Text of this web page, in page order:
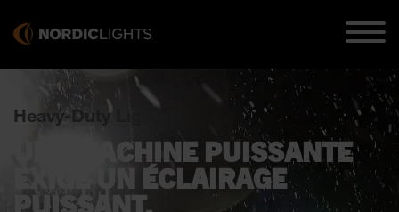
Heavy-Duty Lights
UNE MACHINE PUISSANTE
EXIGE UN ÉCLAIRAGE